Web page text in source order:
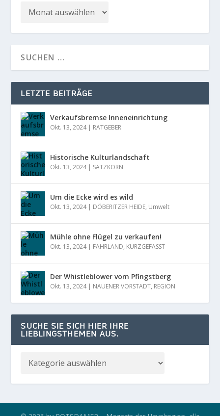
LETZTE BEITRÄGE
Verkaufsbremse Inneneinrichtung
Okt. 13, 2024| RATGEBER
Historische Kulturlandschaft
Okt. 13, 2024| SATZKORN
Um die Ecke wird es wild
Okt. 13, 2024| DÖBERITZER HEIDE, Umwelt
Mühle ohne Flügel zu verkaufen!
Okt. 13, 2024| FAHRLAND, KURZGEFASST
Der Whistleblower vom Pfingstberg
Okt. 13, 2024| NAUENER VORSTADT, REGION
SUCHE SIE SICH HIER IHRE
LIEBLINGSTHEMEN AUS.